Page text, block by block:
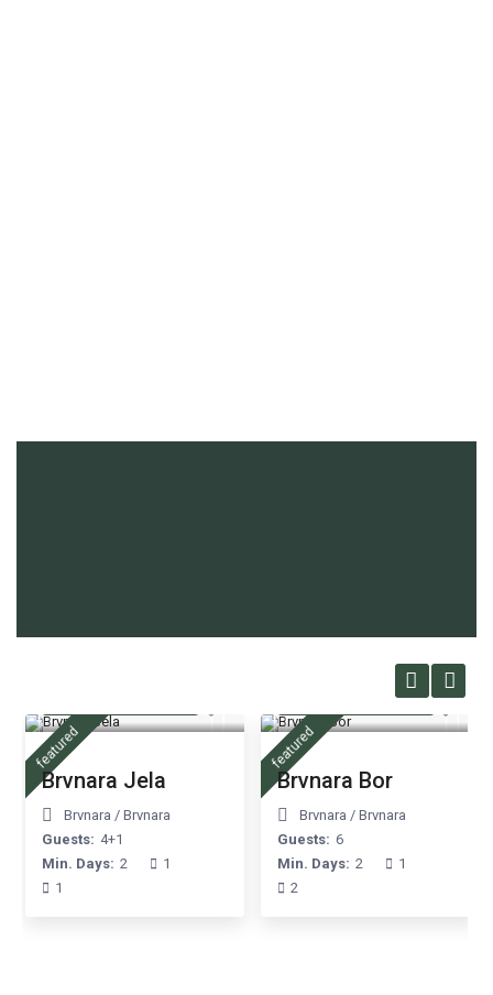
featured
Brvnara Jela
Brvnara /Brvnara
Guests: 4+1
Min. Days: 2
1
1
featured
Brvnara Bor
Brvnara / Brvnara
Guests: 6
Min. Days: 2
1
2